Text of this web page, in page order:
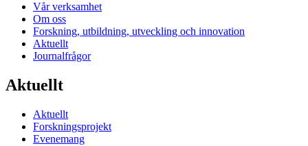
Vår verksamhet
Om oss
Forskning, utbildning, utveckling och innovation
Aktuellt
Journalfrågor
Aktuellt
Aktuellt
Forskningsprojekt
Evenemang